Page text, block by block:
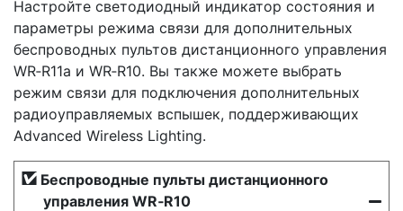
Настройте светодиодный индикатор состояния и
параметры режима связи для дополнительных
беспроводных пультов дистанционного управления
WR‑R11a и WR‑R10. Вы также можете выбрать
режим связи для подключения дополнительных
радиоуправляемых вспышек, поддерживающих
Advanced Wireless Lighting.
Беспроводные пульты дистанционного
управления WR‑R10